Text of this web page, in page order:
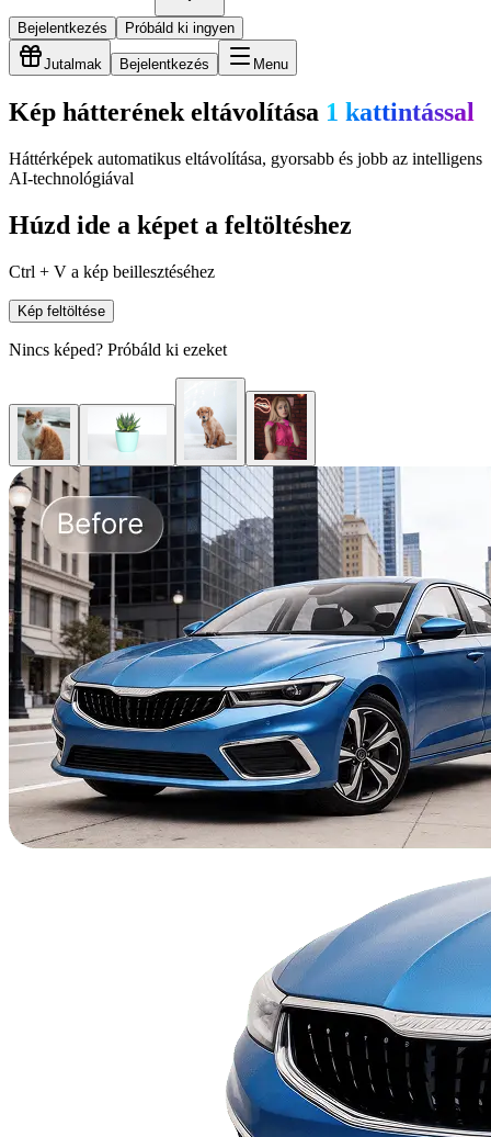
Bejelentkezés Próbáld ki ingyen
Jutalmak Bejelentkezés Menu
Kép hátterének eltávolítása 1 kattintással
Háttérképek automatikus eltávolítása, gyorsabb és jobb az intelligens
AI-technológiával
Húzd ide a képet a feltöltéshez
Ctrl + V a kép beillesztéséhez
Kép feltöltése
Nincs képed? Próbáld ki ezeket